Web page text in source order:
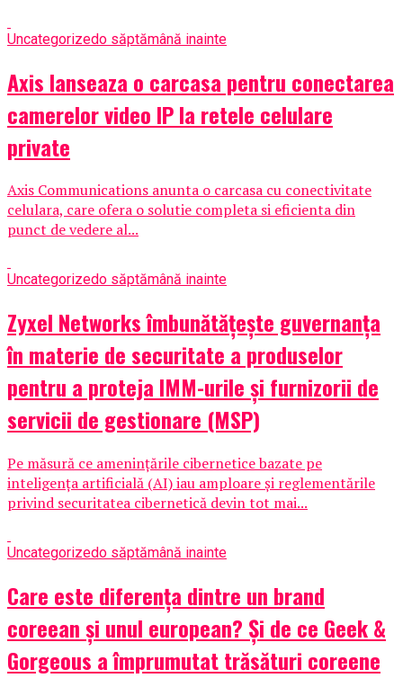
Uncategorizedo săptămână inainte
Axis lanseaza o carcasa pentru conectarea
camerelor video IP la retele celulare
private
Axis Communications anunta o carcasa cu conectivitate
celulara, care ofera o solutie completa si eficienta din
punct de vedere al...
Uncategorizedo săptămână inainte
Zyxel Networks îmbunătățește guvernanța
în materie de securitate a produselor
pentru a proteja IMM-urile și furnizorii de
servicii de gestionare (MSP)
Pe măsură ce amenințările cibernetice bazate pe
inteligența artificială (AI) iau amploare și reglementările
privind securitatea cibernetică devin tot mai...
Uncategorizedo săptămână inainte
Care este diferența dintre un brand
coreean și unul european? Și de ce Geek &
Gorgeous a împrumutat trăsături coreene